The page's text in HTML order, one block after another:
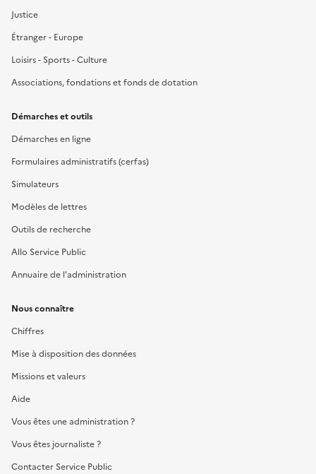
Justice
Étranger - Europe
Loisirs - Sports - Culture
Associations, fondations et fonds de dotation
Démarches et outils
Démarches en ligne
Formulaires administratifs (cerfas)
Simulateurs
Modèles de lettres
Outils de recherche
Allo Service Public
Annuaire de l'administration
Nous connaître
Chiffres
Mise à disposition des données
Missions et valeurs
Aide
Vous êtes une administration ?
Vous êtes journaliste ?
Contacter Service Public